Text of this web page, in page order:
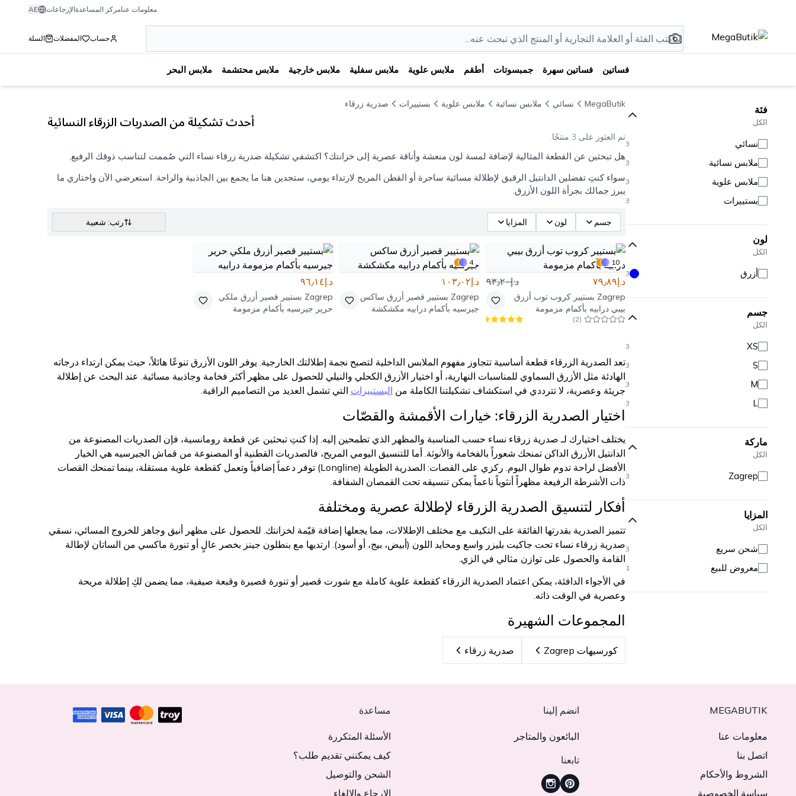
معلومات عنامركز المساعدةالإرجاعات AE
حساب المفضلات السلة
فساتين فساتين سهرة جمبسوتات أطقم ملابس علوية ملابس سفلية ملابس خارجية ملابس محتشمة ملابس البحر
فئة
الكل
نسائي 3
ملابس نسائية 3
ملابس علوية 3
بستييرات 3
لون
الكل
أزرق 3
جسم
الكل
XS
3
S
3
M
3
L
3
ماركة
الكل
Zagrep
3
المزايا
الكل
شحن سريع 3
معروض للبيع 1
MegaButik نسائي ملابس نسائية ملابس علوية بستييرات صدرية زرقاء
أحدث تشكيلة من الصدريات الزرقاء النسائية
تم العثور على 3 منتجًا.
هل تبحثين عن القطعة المثالية لإضافة لمسة لون منعشة وأناقة عصرية إلى خزانتك؟ اكتشفي تشكيلة صدرية زرقاء نساء التي صُممت لتناسب ذوقك الرفيع.
سواء كنتِ تفضلين الدانتيل الرقيق لإطلالة مسائية ساحرة أو القطن المريح لارتداء يومي، ستجدين هنا ما يجمع بين الجاذبية والراحة. استعرضي الآن واختاري ما
يبرز جمالك بجرأة اللون الأزرق.
جسم لون المزايا رتب: شعبية
10
د.إ٧٩٫٨٩ د.إ٩٣٫٢٠
Zagrep بستيير كروب توب أزرق
بيبي درابيه بأكمام مزمومة
(
2
)
4
د.إ١٠٣٫٠٢
Zagrep بستيير قصير أزرق ساكس
جيرسيه بأكمام درابيه مكشكشة
د.إ٩٦٫١٤
Zagrep بستيير قصير أزرق ملكي
حرير جيرسيه بأكمام مزمومة
تعد الصدرية الزرقاء قطعة أساسية تتجاوز مفهوم الملابس الداخلية لتصبح نجمة إطلالتك الخارجية. يوفر اللون الأزرق تنوعًا هائلاً، حيث يمكن ارتداء درجاته
الهادئة مثل الأزرق السماوي للمناسبات النهارية، أو اختيار الأزرق الكحلي والنيلي للحصول على مظهر أكثر فخامة وجاذبية مسائية. عند البحث عن إطلالة
جريئة وعصرية، لا تترددي في استكشاف تشكيلتنا الكاملة من البستييرات التي تشمل العديد من التصاميم الراقية.
اختيار الصدرية الزرقاء: خيارات الأقمشة والقصّات
يختلف اختيارك لـ صدرية زرقاء نساء حسب المناسبة والمظهر الذي تطمحين إليه. إذا كنتِ تبحثين عن قطعة رومانسية، فإن الصدريات المصنوعة من
الدانتيل الأزرق الداكن تمنحك شعوراً بالفخامة والأنوثة. أما للتنسيق اليومي المريح، فالصدريات القطنية أو المصنوعة من قماش الجيرسيه هي الخيار
الأفضل لراحة تدوم طوال اليوم. ركزي على القصات: الصدرية الطويلة (Longline) توفر دعماً إضافياً وتعمل كقطعة علوية مستقلة، بينما تمنحك القصات
ذات الأشرطة الرفيعة مظهراً أنثوياً ناعماً يمكن تنسيقه تحت القمصان الشفافة.
أفكار لتنسيق الصدرية الزرقاء لإطلالة عصرية ومختلفة
تتميز الصدرية بقدرتها الفائقة على التكيف مع مختلف الإطلالات، مما يجعلها إضافة قيّمة لخزانتك. للحصول على مظهر أنيق وجاهز للخروج المسائي، نسقي
صدرية زرقاء نساء تحت جاكيت بليزر واسع ومحايد اللون (أبيض، بيج، أو أسود). ارتديها مع بنطلون جينز بخصر عالٍ أو تنورة ماكسي من الساتان لإطالة
القامة والحصول على توازن مثالي في الزي.
في الأجواء الدافئة، يمكن اعتماد الصدرية الزرقاء كقطعة علوية كاملة مع شورت قصير أو تنورة قصيرة وقبعة صيفية، مما يضمن لكِ إطلالة مريحة
وعصرية في الوقت ذاته.
المجموعات الشهيرة
كورسيهات Zagrep صدرية زرقاء
MEGABUTIK
معلومات عنا
اتصل بنا
الشروط والأحكام
سياسة الخصوصية
انضم إلينا
البائعون والمتاجر
تابعنا
مساعدة
الأسئلة المتكررة
كيف يمكنني تقديم طلب؟
الشحن والتوصيل
الإرجاع والإلغاء